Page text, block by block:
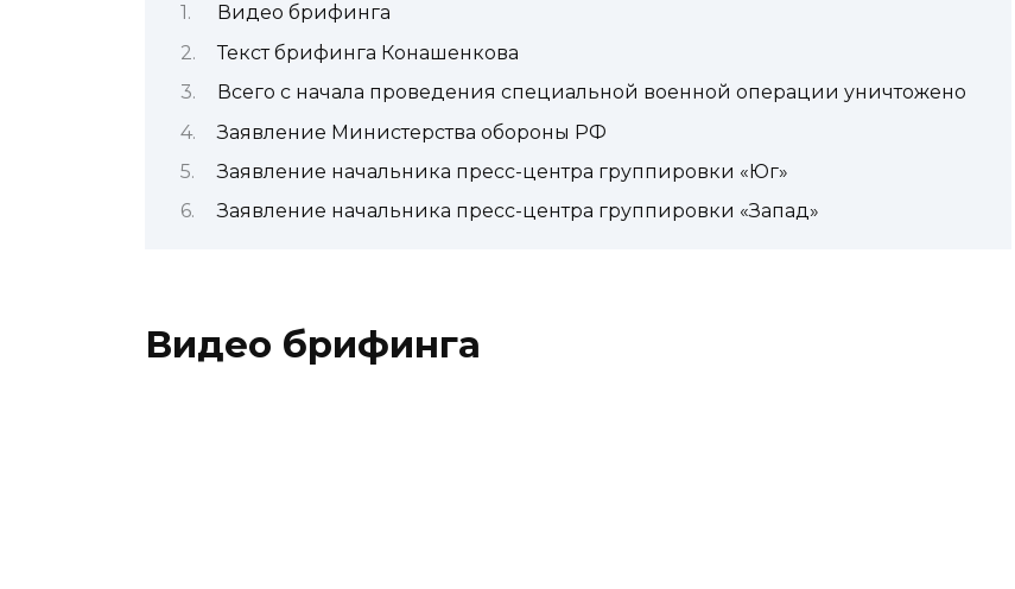
Видео брифинга
Текст брифинга Конашенкова
Всего с начала проведения специальной военной операции уничтожено
Заявление Министерства обороны РФ
Заявление начальника пресс-центра группировки «Юг»
Заявление начальника пресс-центра группировки «Запад»
Видео брифинга